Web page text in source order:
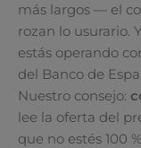
más largos — el
rozan lo usurario.
estás operando
del Banco de
Nuestro consejo:
lee la oferta del
que no estés 100